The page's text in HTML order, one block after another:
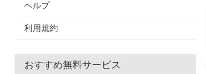
ヘルプ
利用規約
おすすめ無料サービス